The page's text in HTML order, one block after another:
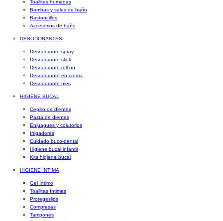
Toallitas húmedas
Bombas y sales de baño
Bastoncillos
Accesorios de baño
DESODORANTES
Desodorante spray
Desodorante stick
Desodorante roll-on
Desodorante en crema
Desodorante pies
HIGIENE BUCAL
Cepillo de dientes
Pasta de dientes
Enjuagues y colutorios
Irrigadores
Cuidado buco-dental
Higiene bucal infantil
Kits higiene bucal
HIGIENE ÍNTIMA
Gel íntimo
Toallitas íntimas
Protegeslips
Compresas
Tampones